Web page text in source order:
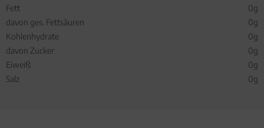
Fett
0g
davon ges. Fettsäuren
0g
Kohlenhydrate
0g
davon Zucker
0g
Eiweiß
0g
Salz
0g